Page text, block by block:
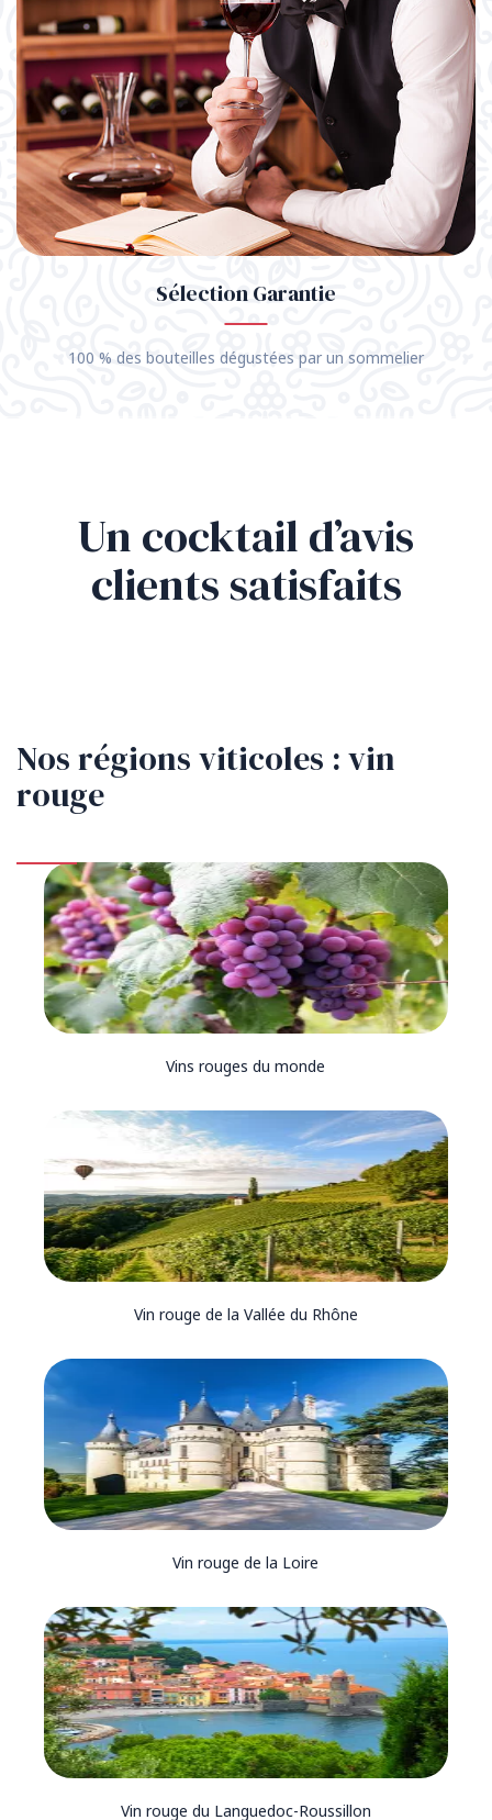
Sélection Garantie
100 % des bouteilles dégustées par un sommelier
Un cocktail d’avis
clients satisfaits
Nos régions viticoles : vin
rouge
Vins rouges du monde
Vin rouge de la Vallée du Rhône
Vin rouge de la Loire
Vin rouge du Languedoc-Roussillon